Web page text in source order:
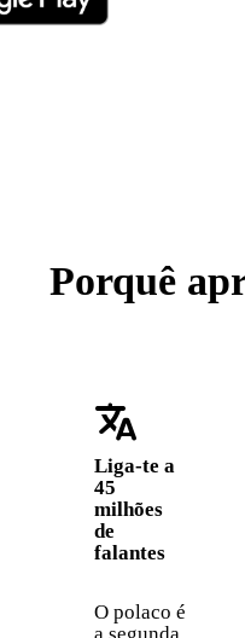
Porquê
translate
Liga-te a
45
milhões
de
falantes
O polaco é